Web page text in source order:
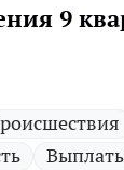
9